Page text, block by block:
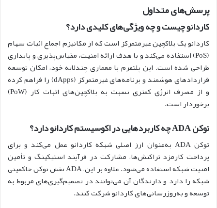
پرسش‌های متداول
کاردانو چیست و چه ویژگی‌های کلیدی دارد؟
کاردانو یک بلاکچین غیرمتمرکز است که از مکانیزم اجماع اثبات سهام
(PoS) استفاده می‌کند و با هدف ارائه امنیت، مقیاس‌پذیری و پایداری
طراحی شده است. این پلتفرم با معماری چندلایه خود، امکان توسعه
قراردادهای هوشمند و برنامه‌های غیرمتمرکز (dApps) را فراهم کرده
و از مصرف انرژی کمتری نسبت به بلاکچین‌های اثبات کار (PoW)
برخوردار است.
توکن ADA چه کاربردهایی در اکوسیستم کاردانو دارد؟
توکن ADA به‌عنوان ارز اصلی شبکه کاردانو عمل می‌کند و برای
پرداخت کارمزد تراکنش‌ها، مشارکت در فرآیند استیکینگ و تأمین
امنیت شبکه استفاده می‌شود. علاوه بر این، ADA نقش توکن حاکمیتی
شبکه را دارد و دارندگان آن می‌توانند در تصمیم‌گیری‌های مربوط به
توسعه و به‌روزرسانی‌های کاردانو شرکت کنند.